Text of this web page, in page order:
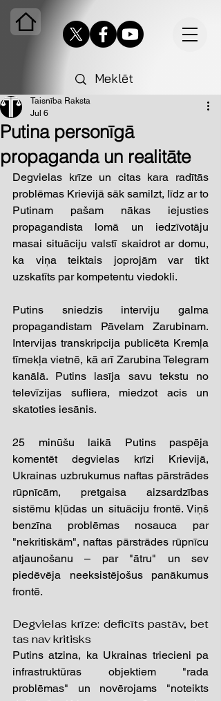
Putina personīgā
propaganda un realitāte
Taisnība Raksta
Jul 6
Degvielas krīze un citas kara radītās
problēmas Krievijā sāk samilzt, līdz ar to
Putinam pašam nākas iejusties
propagandista lomā un iedzīvotāju
masai situāciju valstī skaidrot ar domu,
ka viņa teiktais joprojām var tikt
uzskatīts par kompetentu viedokli.
Putins sniedzis interviju galma
propagandistam Pāvelam Zarubinam.
Intervijas transkripcija publicēta Kremļa
tīmekļa vietnē, kā arī Zarubina Telegram
kanālā. Putins lasīja savu tekstu no
televīzijas sufliera, miedzot acis un
skatoties iesānis.
25 minūšu laikā Putins paspēja
komentēt degvielas krīzi Krievijā,
Ukrainas uzbrukumus naftas pārstrādes
rūpnīcām, pretgaisa aizsardzības
sistēmu kļūdas un situāciju frontē. Viņš
benzīna problēmas nosauca par
"nekritiskām", naftas pārstrādes rūpnīcu
atjaunošanu – par "ātru" un sev
piedēvēja neeksistējošus panākumus
frontē.
Degvielas krīze: deficīts pastāv, bet
tas nav kritisks
Putins atzina, ka Ukrainas triecieni pa
infrastruktūras objektiem "rada
problēmas" un novērojams "noteikts